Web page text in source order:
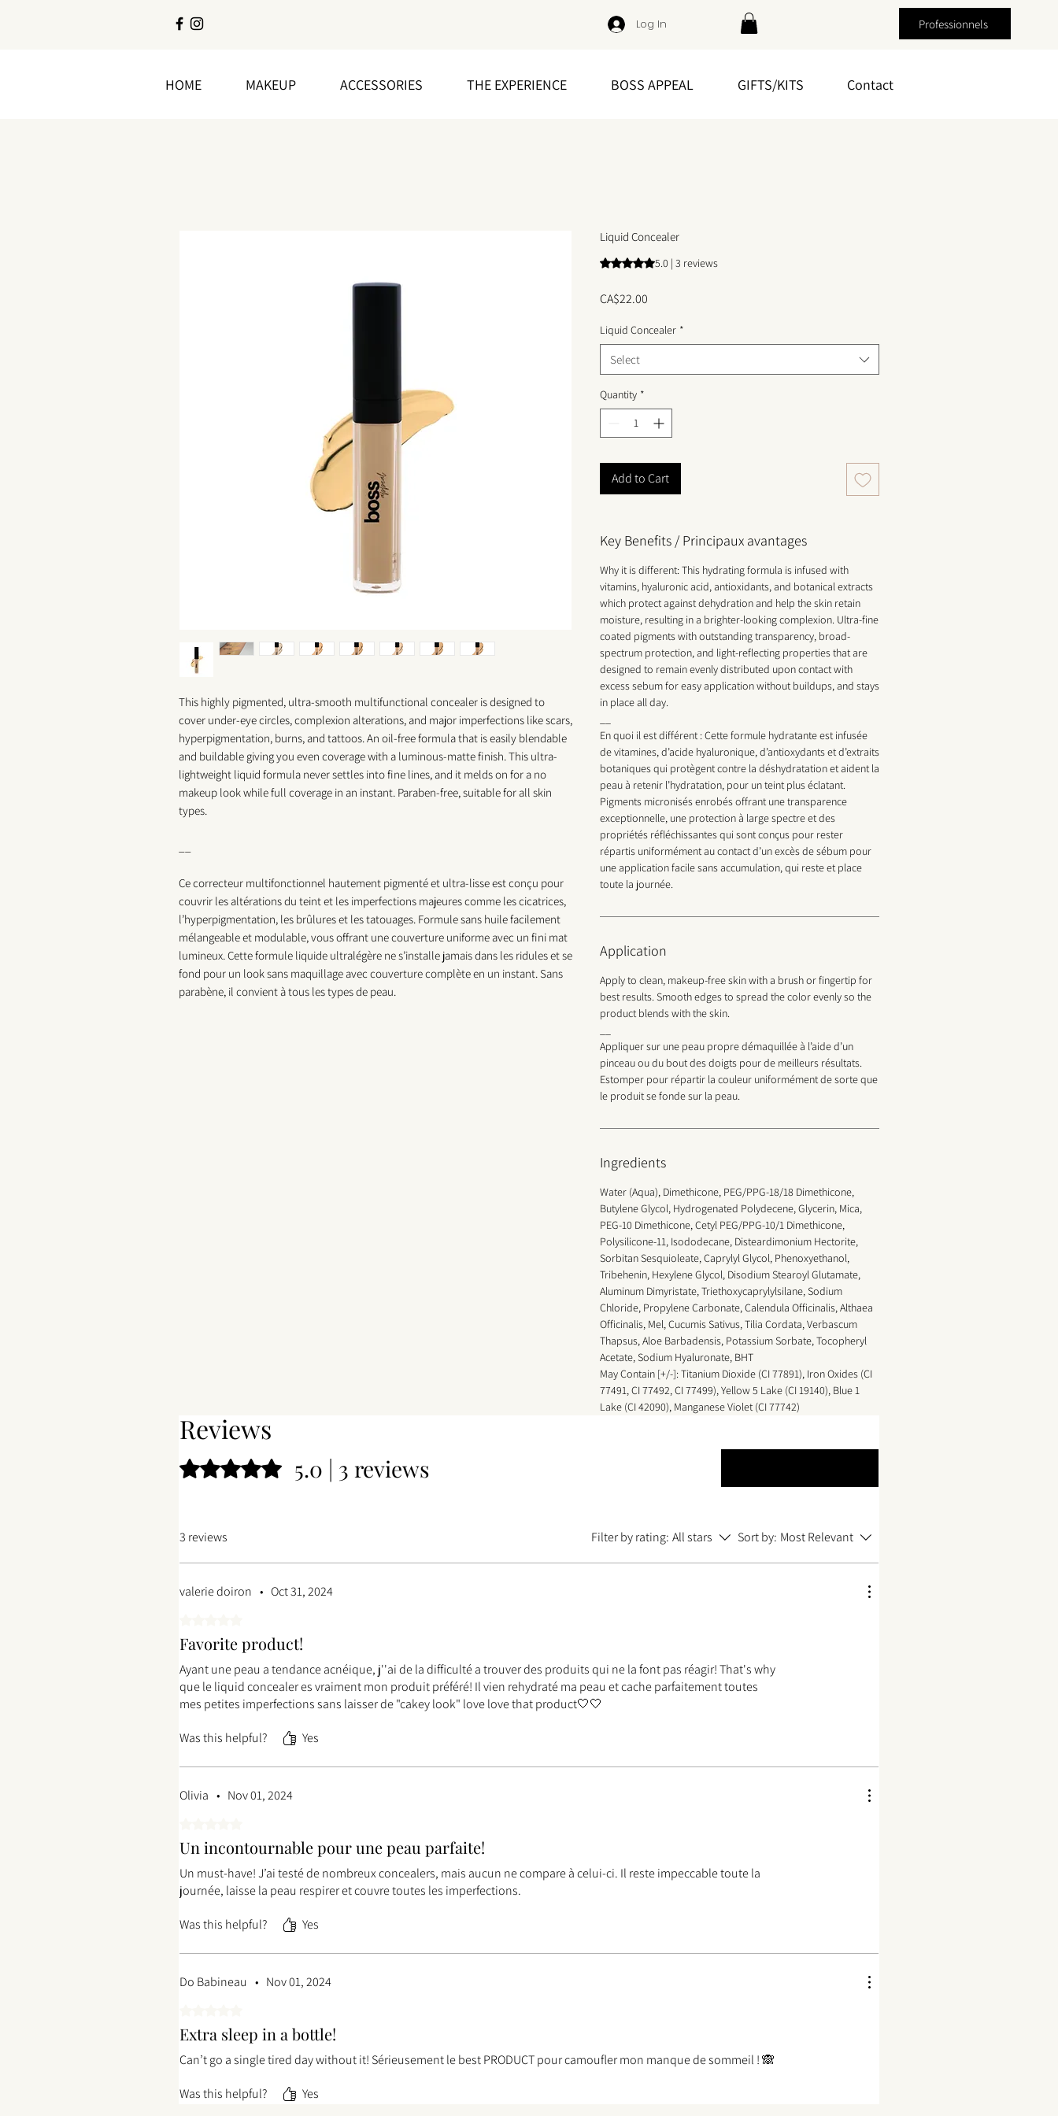
Professionnels
Log In
HOME MAKEUP ACCESSORIES THE EXPERIENCE BOSS APPEAL GIFTS/KITS Contact
This highly pigmented, ultra-smooth multifunctional concealer is designed to
cover under-eye circles, complexion alterations, and major imperfections like scars,
hyperpigmentation, burns, and tattoos. An oil-free formula that is easily blendable
and buildable giving you even coverage with a luminous-matte finish. This ultra-
lightweight liquid formula never settles into fine lines, and it melds on for a no
makeup look while full coverage in an instant. Paraben-free, suitable for all skin
types.
Ce correcteur multifonctionnel hautement pigmenté et ultra-lisse est conçu pour
couvrir les altérations du teint et les imperfections majeures comme les cicatrices,
l’hyperpigmentation, les brûlures et les tatouages. Formule sans huile facilement
mélangeable et modulable, vous offrant une couverture uniforme avec un fini mat
lumineux. Cette formule liquide ultralégère ne s’installe jamais dans les ridules et se
fond pour un look sans maquillage avec couverture complète en un instant. Sans
parabène, il convient à tous les types de peau.
Liquid Concealer
Rating is 5.0 out of five stars based on 3 reviews
5.0 | 3 reviews
CA$22.00
Liquid Concealer *
Select
Quantity *
Add to Cart
Key Benefits / Principaux avantages
Why it is different: This hydrating formula is infused with
vitamins, hyaluronic acid, antioxidants, and botanical extracts
which protect against dehydration and help the skin retain
moisture, resulting in a brighter-looking complexion. Ultra-fine
coated pigments with outstanding transparency, broad-
spectrum protection, and light-reflecting properties that are
designed to remain evenly distributed upon contact with
excess sebum for easy application without buildups, and stays
in place all day.
En quoi il est différent : Cette formule hydratante est infusée
de vitamines, d’acide hyaluronique, d’antioxydants et d’extraits
botaniques qui protègent contre la déshydratation et aident la
peau à retenir l’hydratation, pour un teint plus éclatant.
Pigments micronisés enrobés offrant une transparence
exceptionnelle, une protection à large spectre et des
propriétés réfléchissantes qui sont conçus pour rester
répartis uniformément au contact d’un excès de sébum pour
une application facile sans accumulation, qui reste et place
toute la journée.
Application
Apply to clean, makeup-free skin with a brush or fingertip for
best results. Smooth edges to spread the color evenly so the
product blends with the skin.
Appliquer sur une peau propre démaquillée à l’aide d’un
pinceau ou du bout des doigts pour de meilleurs résultats.
Estomper pour répartir la couleur uniformément de sorte que
le produit se fonde sur la peau.
Ingredients
Water (Aqua), Dimethicone, PEG/PPG-18/18 Dimethicone,
Butylene Glycol, Hydrogenated Polydecene, Glycerin, Mica,
PEG-10 Dimethicone, Cetyl PEG/PPG-10/1 Dimethicone,
Polysilicone-11, Isododecane, Disteardimonium Hectorite,
Sorbitan Sesquioleate, Caprylyl Glycol, Phenoxyethanol,
Tribehenin, Hexylene Glycol, Disodium Stearoyl Glutamate,
Aluminum Dimyristate, Triethoxycaprylylsilane, Sodium
Chloride, Propylene Carbonate, Calendula Officinalis, Althaea
Officinalis, Mel, Cucumis Sativus, Tilia Cordata, Verbascum
Thapsus, Aloe Barbadensis, Potassium Sorbate, Tocopheryl
Acetate, Sodium Hyaluronate, BHT
May Contain [+/-]: Titanium Dioxide (CI 77891), Iron Oxides (CI
77491, CI 77492, CI 77499), Yellow 5 Lake (CI 19140), Blue 1
Lake (CI 42090), Manganese Violet (CI 77742)
Reviews
Rated 5 out of 5 stars.5.0 | 3 reviews
3 reviews Filter by rating: All stars Sort by: Most Relevant
valerie doiron • Oct 31, 2024
Favorite product!
Ayant une peau a tendance acnéique, j''ai de la difficulté a trouver des produits qui ne la font pas réagir! That's why
que le liquid concealer es vraiment mon produit préféré! Il vien rehydraté ma peau et cache parfaitement toutes
mes petites imperfections sans laisser de "cakey look" love love that product🤍🤍
Was this helpful? Yes
Olivia • Nov 01, 2024
Un incontournable pour une peau parfaite!
Un must-have! J’ai testé de nombreux concealers, mais aucun ne compare à celui-ci. Il reste impeccable toute la
journée, laisse la peau respirer et couvre toutes les imperfections.
Was this helpful? Yes
Do Babineau • Nov 01, 2024
Extra sleep in a bottle!
Can’t go a single tired day without it! Sérieusement le best PRODUCT pour camoufler mon manque de sommeil ! 🙈
Was this helpful? Yes